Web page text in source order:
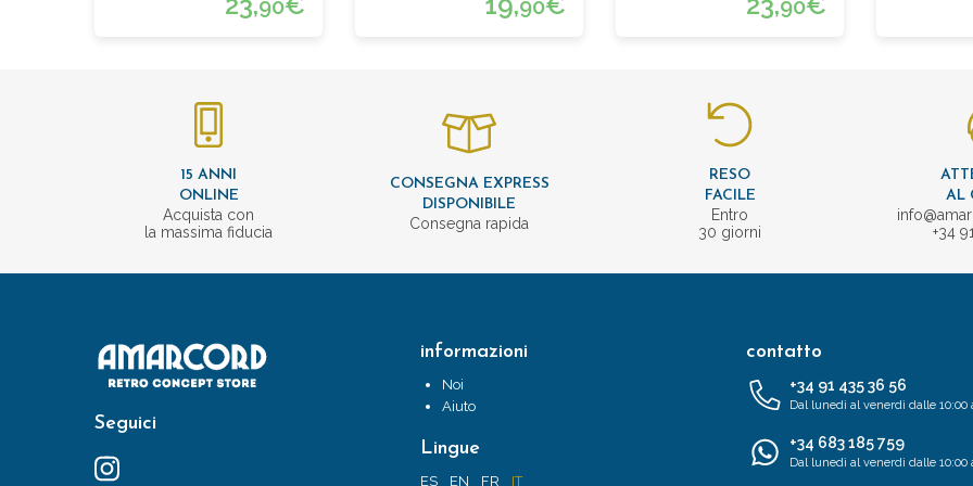
90 90 90
15 ANNI
ONLINE
Acquista con
la massima fiducia
CONSEGNA EXPRESS
DISPONIBILE
Consegna rapida
RESO
FACILE
Entro
30 giorni
AL
+34
Seguici
informazioni
Noi
Aiuto
Lingue
ES EN FR IT
contatto
+34 91 435 36 56
Dal lunedì al venerdì dalle 10:00
+34 683 185 759
Dal lunedì al venerdì dalle 10:00